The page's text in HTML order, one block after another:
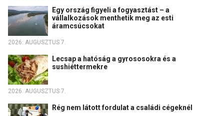
Egy ország figyeli a fogyasztást – a
vállalkozások menthetik meg az esti
áramcsúcsokat
2026. AUGUSZTUS 7.
Lecsap a hatóság a gyrososokra és a
sushiéttermekre
2026. AUGUSZTUS 7.
Rég nem látott fordulat a családi cégeknél